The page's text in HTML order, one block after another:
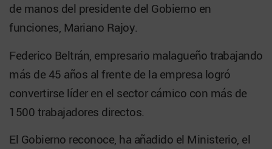
de manos del presidente del Gobierno en
funciones, Mariano Rajoy.
Federico Beltrán, empresario malagueño trabajando
más de 45 años al frente de la empresa logró
convertirse líder en el sector cárnico con más de
1500 trabajadores directos.
El Gobierno reconoce, ha añadido el Ministerio, el